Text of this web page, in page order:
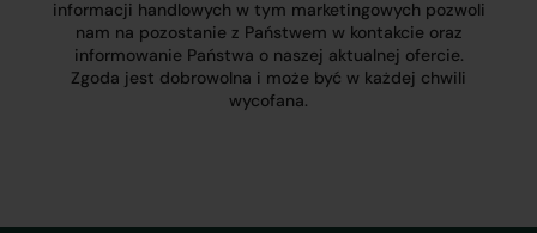
informacji handlowych w tym marketingowych pozwoli
nam na pozostanie z Państwem w kontakcie oraz
informowanie Państwa o naszej aktualnej ofercie.
Zgoda jest dobrowolna i może być w każdej chwili
wycofana.